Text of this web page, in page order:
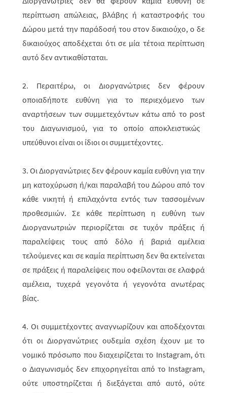
περίπτωση απώλειας, βλά­βης ή καταστροφής του
Δώρου μετά την παράδοσή του στον δικαιούχο, ο δε
δικαιούχος αποδέχεται ότι σε μία τέτοια περίπτωση
αυτό δεν αντικαθίσταται.
2. Περαιτέρω, οι Διοργανώτριες δεν φέρουν
οποιαδήποτε ευθύνη για το περι­ε­χό­­μενο των
αναρτήσεων των συμμετεχόντων κάτω από το post
του Διαγω­νισμού, για το οποίο αποκλειστικώς
υπεύθυνοι είναι οι ίδιοι οι συμμετέχοντες.
3. Οι Διοργανώτριες δεν φέρουν καμία ευθύνη για την
μη κατοχύρωση ή/και παραλαβή του Δώρου από τον
κάθε νικητή ή επιλαχόντα εντός των τασσο­μέ­νων
προθεσμιών. Σε κάθε περίπτωση η ευθύνη των
Διοργανωτριών περιορί­ζε­ται σε τυχόν πράξεις ή
παραλείψεις τους από δόλο ή βαριά αμέλεια
τελούμενες και σε καμία περίπτωση δεν θα εκτείνεται
σε πράξεις ή παραλείψεις που οφείλονται σε ελαφρά
αμέλεια, τυχερά γεγονότα ή γεγονότα ανωτέρας
βίας.
4. Οι συμμετέχοντες αναγνωρίζουν και αποδέχονται
ότι οι Διοργανώτριες ουδε­μία σχέση έχουν με το
νομικό πρόσωπο που διαχειρίζεται το Instagram, ότι
ο Δια­γωνισμός δεν επιχορηγείται από το Instagram,
ούτε υποστηρίζεται ή διε­ξάγεται από αυτό, ούτε